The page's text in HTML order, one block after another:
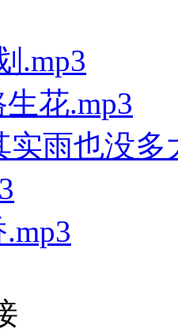
.mp3
花.mp3
实雨也没